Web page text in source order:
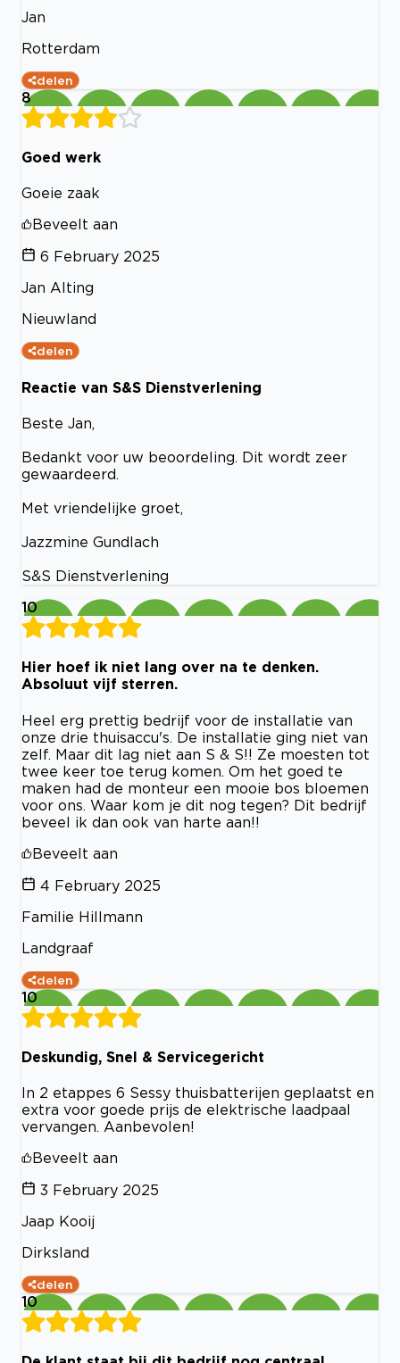
Jan
Rotterdam
delen
8
Goed werk
Goeie zaak
Beveelt aan
6 February 2025
Jan Alting
Nieuwland
delen
Reactie van S&S Dienstverlening
Beste Jan,
Bedankt voor uw beoordeling. Dit wordt zeer
gewaardeerd.
Met vriendelijke groet,
Jazzmine Gundlach
S&S Dienstverlening
10
Hier hoef ik niet lang over na te denken.
Absoluut vijf sterren.
Heel erg prettig bedrijf voor de installatie van
onze drie thuisaccu's. De installatie ging niet van
zelf. Maar dit lag niet aan S & S!! Ze moesten tot
twee keer toe terug komen. Om het goed te
maken had de monteur een mooie bos bloemen
voor ons. Waar kom je dit nog tegen? Dit bedrijf
beveel ik dan ook van harte aan!!
Beveelt aan
4 February 2025
Familie Hillmann
Landgraaf
delen
10
Deskundig, Snel & Servicegericht
In 2 etappes 6 Sessy thuisbatterijen geplaatst en
extra voor goede prijs de elektrische laadpaal
vervangen. Aanbevolen!
Beveelt aan
3 February 2025
Jaap Kooij
Dirksland
delen
10